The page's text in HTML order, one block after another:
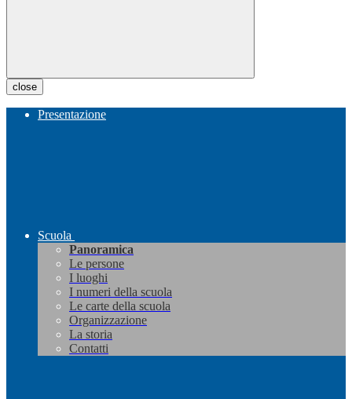
close
Presentazione
Scuola
Panoramica
Le persone
I luoghi
I numeri della scuola
Le carte della scuola
Organizzazione
La storia
Contatti